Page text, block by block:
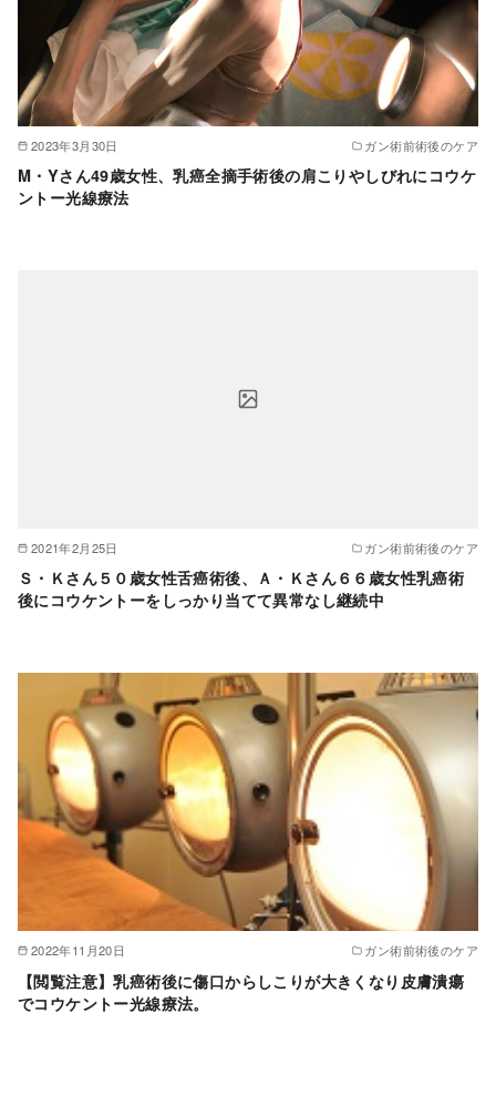
2023年3月30日 ガン術前術後のケア
M・Yさん49歳女性、乳癌全摘手術後の肩こりやしびれにコウケ
ントー光線療法
2021年2月25日 ガン術前術後のケア
Ｓ・Ｋさん５０歳女性舌癌術後、Ａ・Ｋさん６６歳女性乳癌術
後にコウケントーをしっかり当てて異常なし継続中
2022年11月20日 ガン術前術後のケア
【閲覧注意】乳癌術後に傷口からしこりが大きくなり皮膚潰瘍
でコウケントー光線療法。